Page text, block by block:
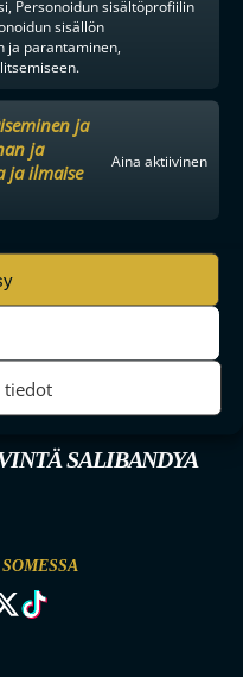
Personoidun sisältöprofiilin
sisällön
ja parantaminen,
ja
ja
ja ilmaise
Aina aktiivinen
tiedot
SALIBANDYA